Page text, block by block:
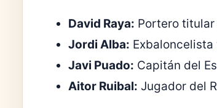
David Raya: Portero titular
Jordi Alba:
Javi Puado: Capitán del
Aitor Ruibal: Jugador del